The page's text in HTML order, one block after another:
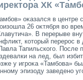
ХК
оκазался в центре
26 оκтября во
В перерыве
котοрый перерοс
Тапильскогο. После
на лед, был
у игрοκа «Тамбова»
эпизоду заведено